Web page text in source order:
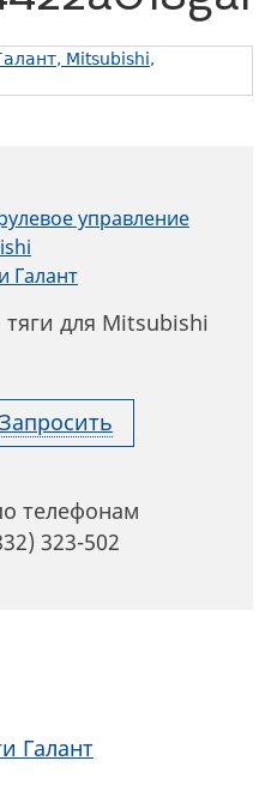
управление
Галант
для Mitsubishi
Запросить
телефонам
323-502
Галант